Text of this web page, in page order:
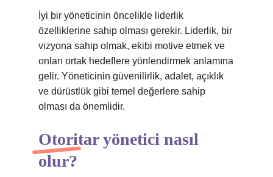
İyi bir yöneticinin öncelikle liderlik
özelliklerine sahip olması gerekir. Liderlik, bir
vizyona sahip olmak, ekibi motive etmek ve
onları ortak hedeflere yönlendirmek anlamına
gelir. Yöneticinin güvenilirlik, adalet, açıklık
ve dürüstlük gibi temel değerlere sahip
olması da önemlidir.
Otoritar yönetici nasıl
olur?